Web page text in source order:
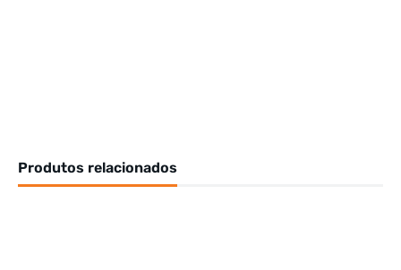
Produtos relacionados